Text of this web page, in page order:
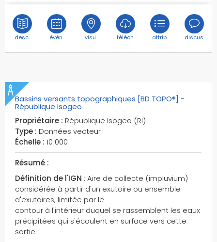
gares voyageurs et frets
glaciers
gorges
gouffres
habitats temporaires
hydrobases
hydrographie
héliports
hôtels
ign
isthmes
itineraires verts
itinéraires cyclables
lacs
lagunes
desc. évén. visu. téléch. attrib. discus.
Bassins versants topographiques [BD TOPO®] -
République Isogeo
Propriétaire : République Isogeo (RI)
Type : Données vecteur
Échelle : 10 000
Résumé :
Définition de l'IGN : Aire de collecte (impluvium)
considérée à partir d'un exutoire ou ensemble
d'exutoires, limitée par le
contour à l'intérieur duquel se rassemblent les eaux
précipitées qui s'écoulent en surface vers cette
sortie.